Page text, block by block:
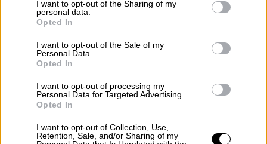
I want to opt-out of the Sharing of my
personal data.
Opted In
I want to opt-out of the Sale of my
Personal Data.
Opted In
I want to opt-out of processing my
Personal Data for Targeted Advertising.
Opted In
I want to opt-out of Collection, Use,
Retention, Sale, and/or Sharing of my
Por Carlos Miranda
mi pesadilla
Por María Pérez Herrero